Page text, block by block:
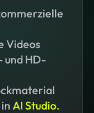
Videos
und HD-
AI Studio.